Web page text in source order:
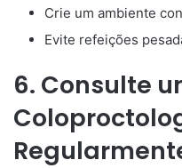
Crie um ambiente
Evite refeições
6. Consulte